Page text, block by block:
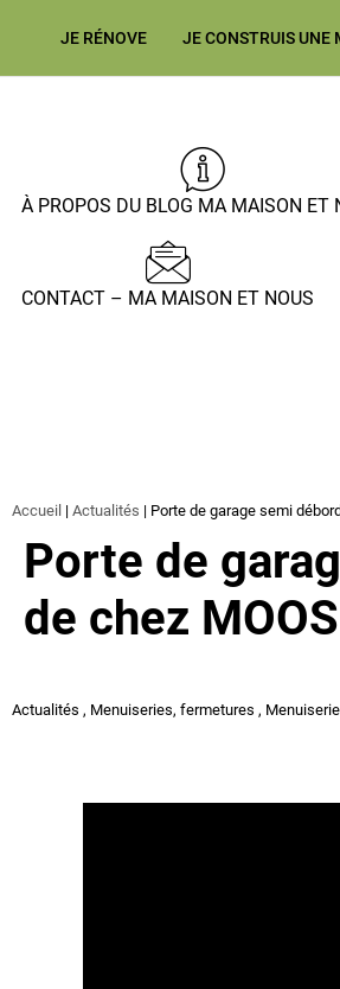
JE RÉNOVE JE CONSTRUIS UNE
À PROPOS DU BLOG MA MAISON ET
CONTACT – MA MAISON ET NOUS
Accueil | Actualités | Porte de garage semi
Porte de
de chez MOOS
Actualités , Menuiseries, fermetures ,